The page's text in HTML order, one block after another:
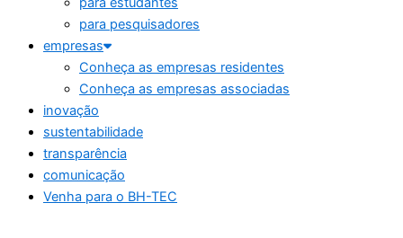
para pesquisadores
empresas
Conheça as empresas residentes
Conheça as empresas associadas
inovação
sustentabilidade
transparência
comunicação
Venha para o BH-TEC